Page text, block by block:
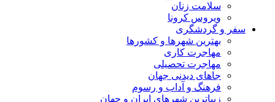
سلامت زنان
ویروس کرونا
سفر و گردشگری
بهترین شهرها و کشورها
مهاجرت کاری
مهاجرت تحصیلی
جاهای دیدنی جهان
فرهنگ و آداب و رسوم
زیباترین شهرهای ایران و جهان